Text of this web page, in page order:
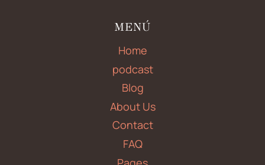
MENÚ
Home
podcast
Blog
About Us
Contact
FAQ